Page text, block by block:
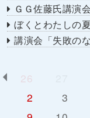
ＧＧ佐藤氏講演会
ぼくとわたしの
講演会「失敗のな
26
2
3